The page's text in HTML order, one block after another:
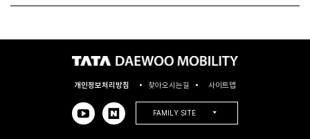
개인정보처리방침 찾아오시는길 사이트맵
FAMILY SITE